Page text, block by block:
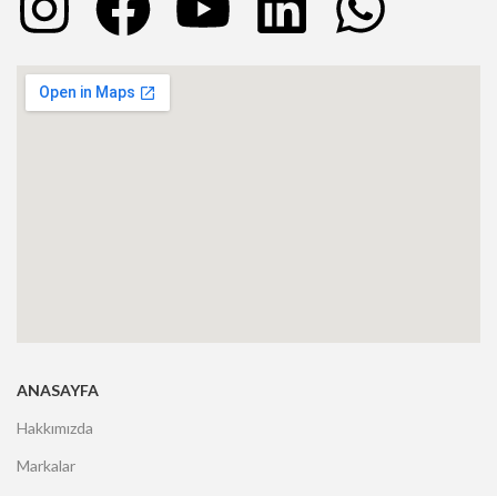
ANASAYFA
Hakkımızda
Markalar